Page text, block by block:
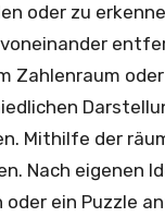
oder zu
Zahlenraum
Mithilfe der
Nach eigenen
ein Puzzle